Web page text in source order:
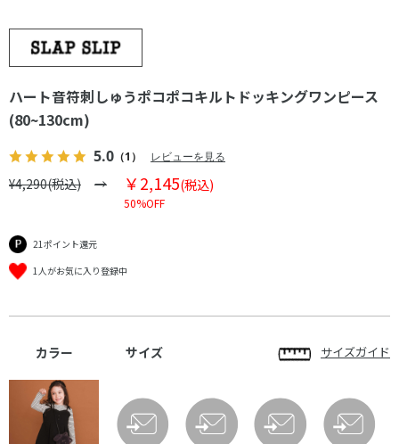
ハート音符刺しゅうポコポコキルトドッキングワンピース
(80~130cm)
5.0 （1） レビューを見る
¥4,290(税込) ￥2,145(税込)
50%OFF
21ポイント還元
1人がお気に入り登録中
カラー サイズ サイズガイド